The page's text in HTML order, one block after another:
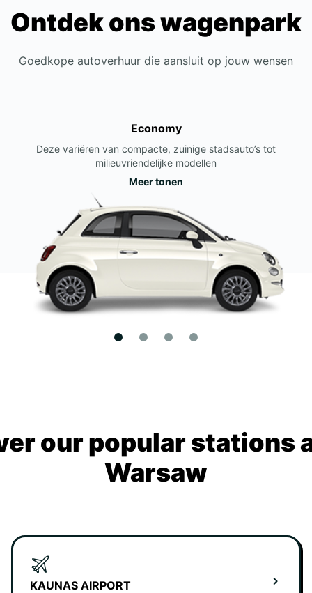
Ontdek ons wagenpark
Goedkope autoverhuur die aansluit op jouw wensen
Economy
Deze variëren van compacte, zuinige stadsauto’s tot
milieuvriendelijke modellen
Meer tonen
our popular stations
Warsaw
KAUNAS AIRPORT